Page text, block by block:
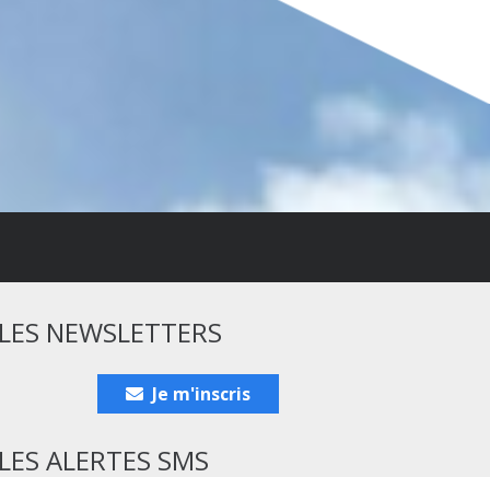
LES NEWSLETTERS
Je m'inscris
LES ALERTES SMS